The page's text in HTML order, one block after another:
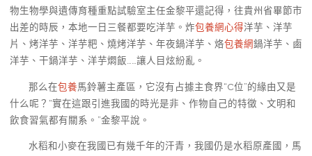
物生物學與遺傳育種重點試驗室主任金黎平還記得，往貴州省畢節市
出差的時辰，本地一日三餐都要吃洋芋。炸包養網心得洋芋、洋芋
片、烤洋芋、洋芋粑、燒烤洋芋、年夜鍋洋芋、烙包養網鍋洋芋、鹵
洋芋、干鍋洋芋、洋芋燜飯……讓人目炫紛亂。
那么在包養馬鈴薯主產區，它沒有占據主食界“C位”的緣由又是
什么呢？“實在這跟引進我國的時光是非、作物自己的特徵、文明和
飲食習氣都有關系。”金黎平說。
水稻和小麥在我國已有幾千年的汗青，我國仍是水稻原產國，馬